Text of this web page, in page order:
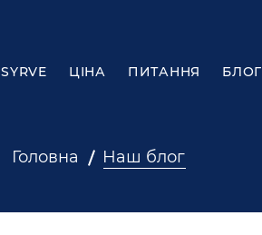
SYRVE ЦІНА ПИТАННЯ БЛОГ
Головна Наш блог